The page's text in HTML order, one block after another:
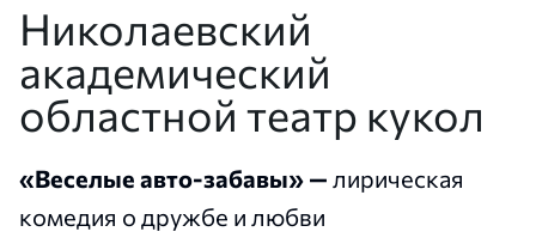
Николаевский
академический
областной театр кукол
«Веселые авто-забавы» — лирическая
комедия о дружбе и любви